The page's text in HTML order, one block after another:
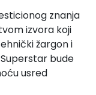
znanja
izvora koji
žargon i
bude
usred